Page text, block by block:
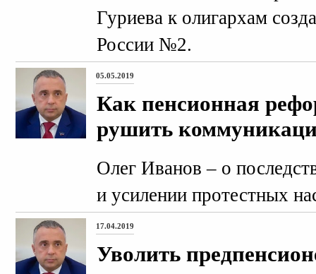
Гуриева к олигархам
России №2.
05.05.2019
Как пенсионная
рушить
Олег Иванов – о
и усилении протестных
17.04.2019
Уволить